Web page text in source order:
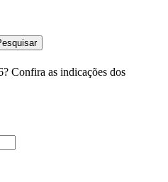
Confira as indicações dos